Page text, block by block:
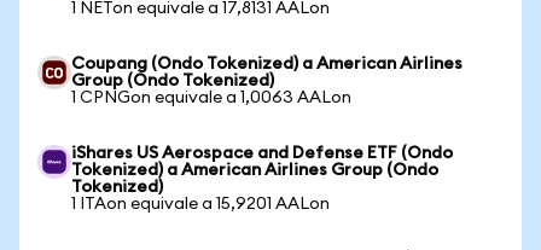
1 NETon equivale a 17,8131 AALon
Coupang (Ondo Tokenized) a American Airlines
Group (Ondo Tokenized)
1 CPNGon equivale a 1,0063 AALon
iShares US Aerospace and Defense ETF (Ondo
Tokenized) a American Airlines Group (Ondo
Tokenized)
1 ITAon equivale a 15,9201 AALon